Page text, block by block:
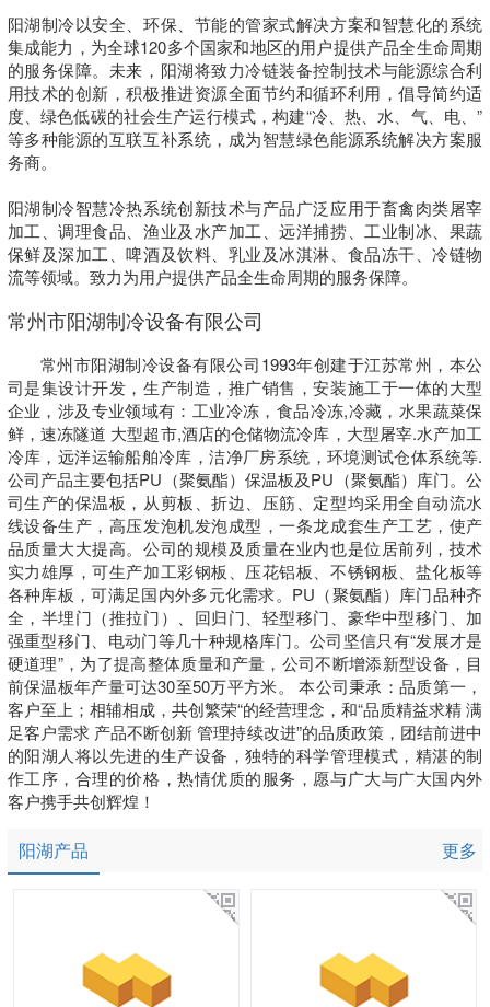
阳湖制冷以安全、环保、节能的管家式解决方案和智慧化的系统
集成能力，为全球120多个国家和地区的用户提供产品全生命周期
的服务保障。未来，阳湖将致力冷链装备控制技术与能源综合利
用技术的创新，积极推进资源全面节约和循环利用，倡导简约适
度、绿色低碳的社会生产运行模式，构建“冷、热、水、气、电、”
等多种能源的互联互补系统，成为智慧绿色能源系统解决方案服
务商。
阳湖制冷智慧冷热系统创新技术与产品广泛应用于畜禽肉类屠宰
加工、调理食品、渔业及水产加工、远洋捕捞、工业制冰、果蔬
保鲜及深加工、啤酒及饮料、乳业及冰淇淋、食品冻干、冷链物
流等领域。致力为用户提供产品全生命周期的服务保障。
常州市阳湖制冷设备有限公司
常州市阳湖制冷设备有限公司1993年创建于江苏常州，本公
司是集设计开发，生产制造，推广销售，安装施工于一体的大型
企业，涉及专业领域有：工业冷冻，食品冷冻,冷藏，水果蔬菜保
鲜，速冻隧道 大型超市,酒店的仓储物流冷库，大型屠宰.水产加工
冷库，远洋运输船舶冷库，洁净厂房系统，环境测试仓体系统等.
公司产品主要包括PU（聚氨酯）保温板及PU（聚氨酯）库门。公
司生产的保温板，从剪板、折边、压筋、定型均采用全自动流水
线设备生产，高压发泡机发泡成型，一条龙成套生产工艺，使产
品质量大大提高。公司的规模及质量在业内也是位居前列，技术
实力雄厚，可生产加工彩钢板、压花铝板、不锈钢板、盐化板等
各种库板，可满足国内外多元化需求。PU（聚氨酯）库门品种齐
全，半埋门（推拉门）、回归门、轻型移门、豪华中型移门、加
强重型移门、电动门等几十种规格库门。公司坚信只有“发展才是
硬道理”，为了提高整体质量和产量，公司不断增添新型设备，目
前保温板年产量可达30至50万平方米。 本公司秉承：品质第一，
客户至上；相辅相成，共创繁荣“的经营理念，和“品质精益求精 满
足客户需求 产品不断创新 管理持续改进”的品质政策，团结前进中
的阳湖人将以先进的生产设备，独特的科学管理模式，精湛的制
作工序，合理的价格，热情优质的服务，愿与广大与广大国内外
客户携手共创辉煌！
阳湖产品 更多